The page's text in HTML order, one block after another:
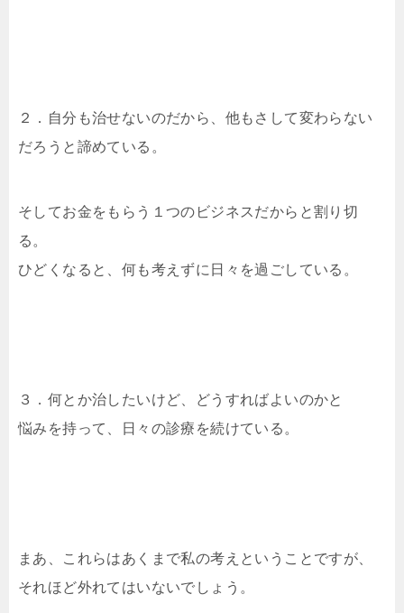
２．自分も治せないのだから、他もさして変わらない
だろうと諦めている。
そしてお金をもらう１つのビジネスだからと割り切
る。
ひどくなると、何も考えずに日々を過ごしている。
３．何とか治したいけど、どうすればよいのかと
悩みを持って、日々の診療を続けている。
まあ、これらはあくまで私の考えということですが、
それほど外れてはいないでしょう。